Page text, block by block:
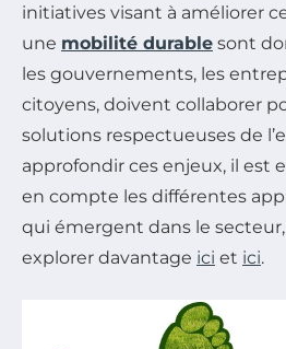
initiatives visant à améliorer
une mobilité durable sont
les gouvernements, les
citoyens, doivent collaborer
solutions respectueuses de
approfondir ces enjeux, il est
en compte les différentes
qui émergent dans le
explorer davantage ici et ici.